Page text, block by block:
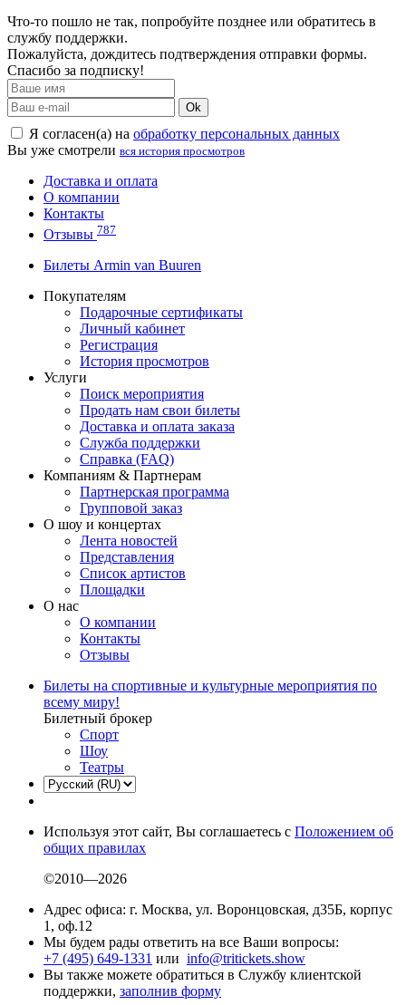
Что-то пошло не так, попробуйте позднее или обратитесь в
службу поддержки.
Пожалуйста, дождитесь подтверждения отправки формы.
Спасибо за подписку!
Ok
Я согласен(а) на обработку персональных данных
Вы уже смотрели вся история просмотров
Доставка и оплата
О компании
Контакты
Отзывы 787
Билеты Armin van Buuren
Покупателям
Подарочные сертификаты
Личный кабинет
Регистрация
История просмотров
Услуги
Поиск мероприятия
Продать нам свои билеты
Доставка и оплата заказа
Служба поддержки
Справка (FAQ)
Компаниям & Партнерам
Партнерская программа
Групповой заказ
О шоу и концертах
Лента новостей
Представления
Список артистов
Площадки
О нас
О компании
Контакты
Отзывы
Билеты на спортивные и культурные мероприятия по
всему миру!
Билетный брокер
Спорт
Шоу
Театры
Используя этот сайт, Вы соглашаетесь с Положением об
общих правилах
©2010—2026
Адрес офиса: г. Москва, ул. Воронцовская, д35Б, корпус
1, оф.12
Мы будем рады ответить на все Ваши вопросы:
+7 (495) 649-1331 или info@tritickets.show
Вы также можете обратиться в Службу клиентской
поддержки, заполнив форму